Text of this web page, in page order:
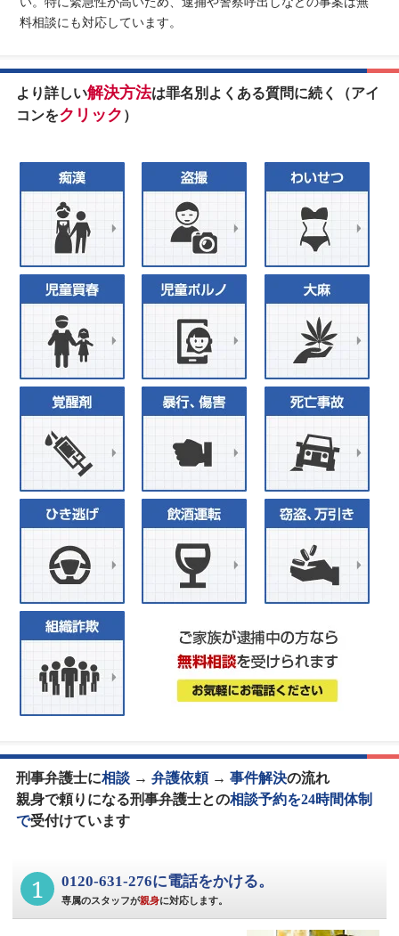
料相談にも対応しています。
より詳しい解決方法は罪名別よくある質問に続く（アイ
コンをクリック ）
刑事弁護士に相談→ 弁護依頼→ 事件解決の流れ
親身で頼りになる刑事弁護士との相談予約を24時間体制
で受付けています
1 0120-631-276に電話をかける。
専属のスタッフが親身に対応します。